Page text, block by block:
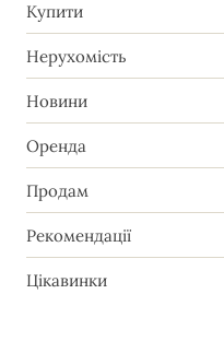
Купити
Нерухомість
Новини
Оренда
Продам
Рекомендації
Цікавинки